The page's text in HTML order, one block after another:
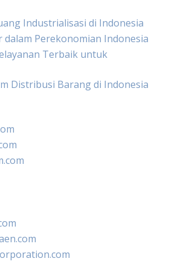
Industrialisasi di Indonesia
dalam Perekonomian Indonesia
Terbaik untuk
Distribusi Barang di Indonesia